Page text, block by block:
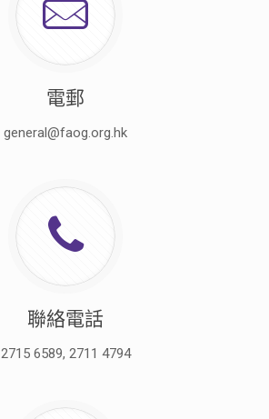
電郵
general@faog.org.hk
聯絡電話
2715 6589, 2711 4794